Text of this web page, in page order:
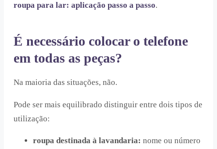
roupa para lar: aplicação passo a passo.
É necessário colocar o telefone
em todas as peças?
Na maioria das situações, não.
Pode ser mais equilibrado distinguir entre dois tipos de
utilização:
roupa destinada à lavandaria: nome ou número